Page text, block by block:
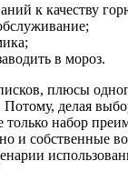
к качеству
в мороз.
плюсы
делая
только набор
и собственные